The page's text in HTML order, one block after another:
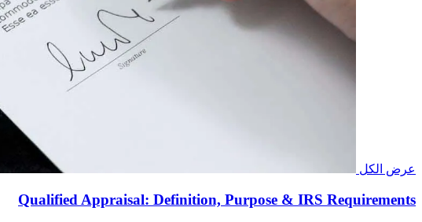
عرض الكل
Qualified Appraisal: Definition, Purpose & IRS Requirements